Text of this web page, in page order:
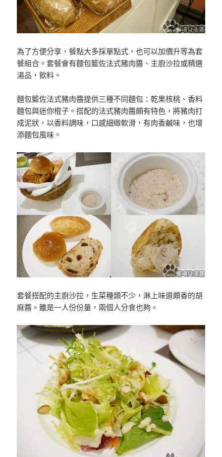
為了方便分享，餐點大多採單點式，也可以加價升等為套
餐組合。套餐會有麵包籃佐法式豬肉醬、主廚沙拉或精選
湯品，飲料。
麵包籃佐法式豬肉醬提供三種不同麵包：乾果核桃、香料
麵包與迷你棍子。搭配的法式豬肉醬頗有特色，將豬肉打
成泥狀，以香料調味，口感細緻軟滑，有肉香鹹味，也增
添麵包風味。
套餐搭配的主廚沙拉，生菜種類不少，淋上味道頗香的胡
麻醬。雖是一人份份量，兩個人分食也夠。